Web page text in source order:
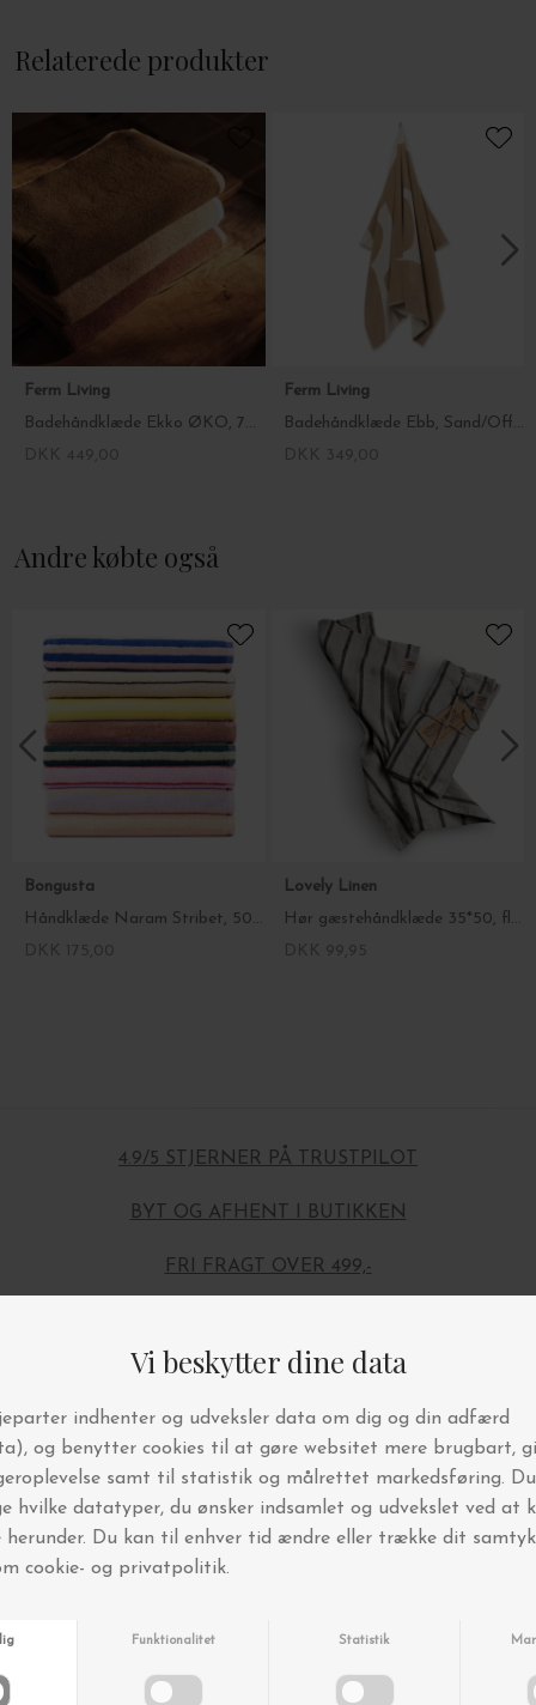
ikke trække i, da det vil lave striber i vævningen - klip dem blot af
med en saks. De enkelte loops er hæftet på bagsiden, så
Mål: 70 x 140 cm.
Vælg farve i drop down menuen.
Relaterede produkter
Ferm Living
Badehåndklæde Ekko ØKO, 70*140 - Fl. farver
Ferm Living
Badehåndklæde Ebb, Sand/Off-White 70*140
Andre købte også
Bongusta
Håndklæde Naram Stribet, 50*80 - Vælg farve
Lovely Linen
Hør gæstehåndklæde 35*50, fl. farver
4.9/5 STJERNER PÅ TRUSTPILOT
BYT OG AFHENT I BUTIKKEN
FRI FRAGT OVER 499,-
Andre købte også